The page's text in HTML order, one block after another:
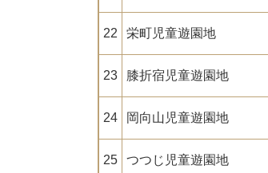
22 栄町児童遊園地
23 膝折宿児童遊園地
24 岡向山児童遊園地
25 つつじ児童遊園地